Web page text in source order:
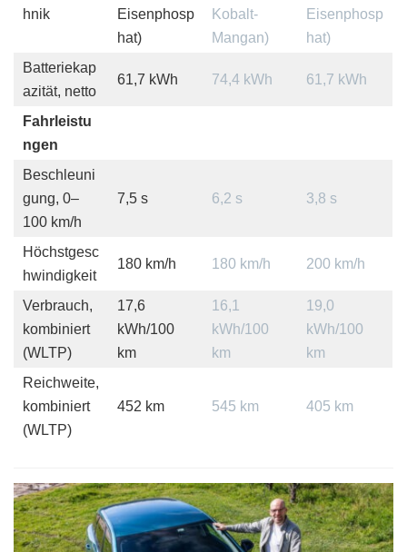
hnik
Eisenphosp
hat)
Kobalt-
Mangan)
Eisenphosp
hat)
Batteriekap
azität, netto
61,7 kWh 74,4 kWh 61,7 kWh
Fahrleistu
ngen
Beschleuni
gung, 0–
100 km/h
7,5 s 6,2 s 3,8 s
Höchstgesc
hwindigkeit
180 km/h 180 km/h 200 km/h
Verbrauch,
kombiniert
(WLTP)
17,6
kWh/100
km
16,1
kWh/100
km
19,0
kWh/100
km
Reichweite,
kombiniert
(WLTP)
452 km 545 km 405 km